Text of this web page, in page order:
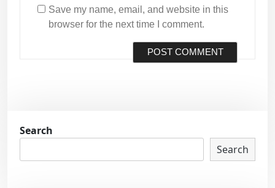
Save my name, email, and website in this
browser for the next time I comment.
Search
Search